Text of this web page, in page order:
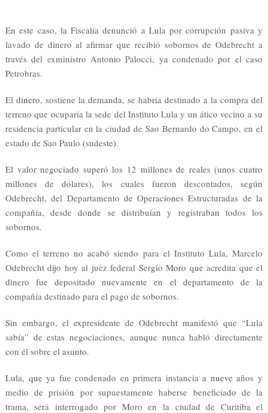
En este caso, la Fiscalía denunció a Lula por corrupción pasiva y
lavado de dinero al afirmar que recibió sobornos de Odebrecht a
través del exministro Antonio Palocci, ya condenado por el caso
Petrobras.
El dinero, sostiene la demanda, se habría destinado a la compra del
terreno que ocuparía la sede del Instituto Lula y un ático vecino a su
residencia particular en la ciudad de Sao Bernardo do Campo, en el
estado de Sao Paulo (sudeste).
El valor negociado superó los 12 millones de reales (unos cuatro
millones de dólares), los cuales fueron descontados, según
Odebrecht, del Departamento de Operaciones Estructuradas de la
compañía, desde donde se distribuían y registraban todos los
sobornos.
Como el terreno no acabó siendo para el Instituto Lula, Marcelo
Odebrecht dijo hoy al juez federal Sergio Moro que acredita que el
dinero fue depositado nuevamente en el departamento de la
compañía destinado para el pago de sobornos.
Sin embargo, el expresidente de Odebrecht manifestó que “Lula
sabía” de estas negociaciones, aunque nunca habló directamente
con él sobre el asunto.
Lula, que ya fue condenado en primera instancia a nueve años y
medio de prisión por supuestamente haberse beneficiado de la
trama, será interrogado por Moro en la ciudad de Curitiba el